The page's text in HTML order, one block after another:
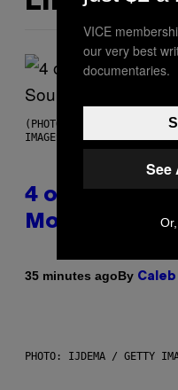
(PHOTO BY POOL ARNAL/
IMAGES)
4 of the
Movie
35 minutes agoBy
PHOTO: IJDEMA / GETTY
VICE
our very best
documentaries.
See